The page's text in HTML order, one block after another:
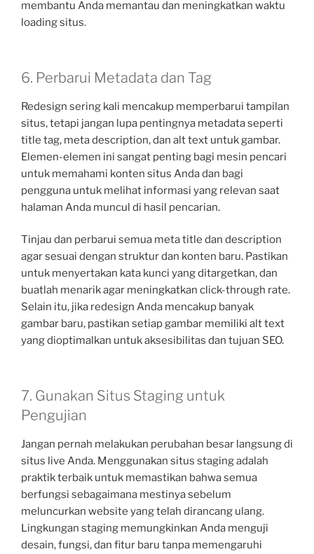
membantu Anda memantau dan meningkatkan waktu
loading situs.
6. Perbarui Metadata dan Tag
Redesign sering kali mencakup memperbarui tampilan
situs, tetapi jangan lupa pentingnya metadata seperti
title tag, meta description, dan alt text untuk gambar.
Elemen-elemen ini sangat penting bagi mesin pencari
untuk memahami konten situs Anda dan bagi
pengguna untuk melihat informasi yang relevan saat
halaman Anda muncul di hasil pencarian.
Tinjau dan perbarui semua meta title dan description
agar sesuai dengan struktur dan konten baru. Pastikan
untuk menyertakan kata kunci yang ditargetkan, dan
buatlah menarik agar meningkatkan click-through rate.
Selain itu, jika redesign Anda mencakup banyak
gambar baru, pastikan setiap gambar memiliki alt text
yang dioptimalkan untuk aksesibilitas dan tujuan SEO.
7. Gunakan Situs Staging untuk
Pengujian
Jangan pernah melakukan perubahan besar langsung di
situs live Anda. Menggunakan situs staging adalah
praktik terbaik untuk memastikan bahwa semua
berfungsi sebagaimana mestinya sebelum
meluncurkan website yang telah dirancang ulang.
Lingkungan staging memungkinkan Anda menguji
desain, fungsi, dan fitur baru tanpa memengaruhi